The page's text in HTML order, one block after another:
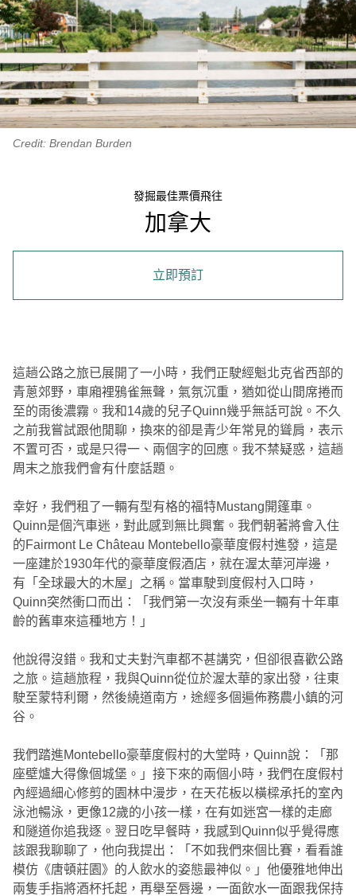
Credit: Brendan Burden
發掘最佳票價飛往
加拿大
立即預訂
這趟公路之旅已展開了一小時，我們正駛經魁北克省西部的
青蔥郊野，車廂裡鴉雀無聲，氣氛沉重，猶如從山間席捲而
至的雨後濃霧。我和14歲的兒子Quinn幾乎無話可說。不久
之前我嘗試跟他閒聊，換來的卻是青少年常見的聳肩，表示
不置可否，或是只得一、兩個字的回應。我不禁疑惑，這趟
周末之旅我們會有什麼話題。
幸好，我們租了一輛有型有格的福特Mustang開篷車。
Quinn是個汽車迷，對此感到無比興奮。我們朝著將會入住
的Fairmont Le Château Montebello豪華度假村進發，這是
一座建於1930年代的豪華度假酒店，就在渥太華河岸邊，
有「全球最大的木屋」之稱。當車駛到度假村入口時，
Quinn突然衝口而出：「我們第一次沒有乘坐一輛有十年車
齡的舊車來這種地方！」
他說得沒錯。我和丈夫對汽車都不甚講究，但卻很喜歡公路
之旅。這趟旅程，我與Quinn從位於渥太華的家出發，往東
駛至蒙特利爾，然後繞道南方，途經多個遍佈務農小鎮的河
谷。
我們踏進Montebello豪華度假村的大堂時，Quinn說：「那
座壁爐大得像個城堡。」接下來的兩個小時，我們在度假村
內經過細心修剪的園林中漫步，在天花板以橫樑承托的室內
泳池暢泳，更像12歲的小孩一樣，在有如迷宮一樣的走廊
和隧道你追我逐。翌日吃早餐時，我感到Quinn似乎覺得應
該跟我聊聊了，他向我提出：「不如我們來個比賽，看看誰
模仿《唐頓莊園》的人飲水的姿態最神似。」他優雅地伸出
兩隻手指將酒杯托起，再舉至唇邊，一面飲水一面跟我保持